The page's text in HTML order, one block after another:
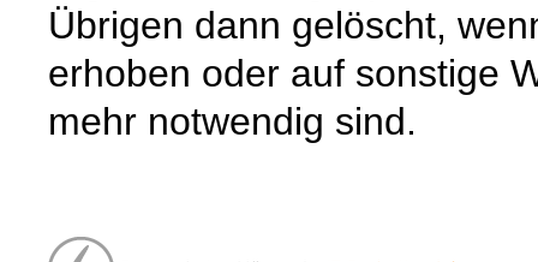
Übrigen dann gelöscht,
erhoben oder auf sonstige
mehr notwendig sind.